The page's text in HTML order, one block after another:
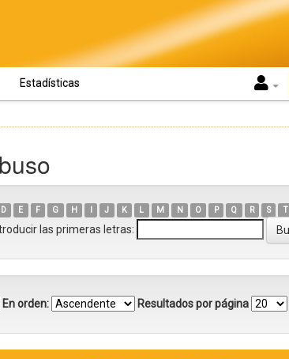
Estadísticas
D E F G H I J K L M N O P Q R S T
las primeras letras:
En orden: Resultados por página